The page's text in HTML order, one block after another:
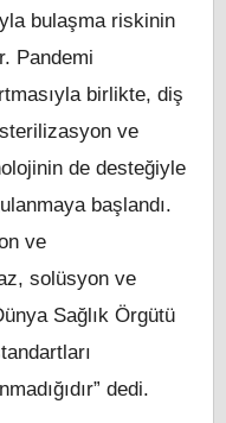
bulaşma riskinin
Pandemi
birlikte, diş
ve
de desteğiyle
başlandı.
ve
solüsyon ve
Sağlık Örgütü
dedi.